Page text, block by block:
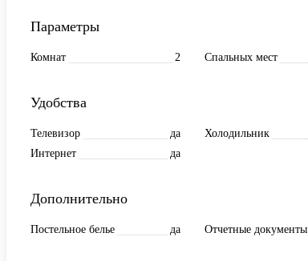
Параметры
Комнат 2 Спальных мест
Удобства
Телевизор да Холодильник
Интернет
да
Дополнительно
Постельное белье да Отчетные документы